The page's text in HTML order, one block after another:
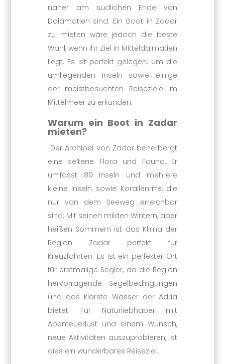
näher am südlichen Ende von
Dalamatien sind. Ein Boot in Zadar
zu mieten wäre jedoch die beste
Wahl, wenn Ihr Ziel in Mitteldalmatien
liegt. Es ist perfekt gelegen, um die
umliegenden Inseln sowie einige
der meistbesuchten Reiseziele im
Mittelmeer zu erkunden.
Warum ein Boot in Zadar
mieten?
Der Archipel von Zadar beherbergt
eine seltene Flora und Fauna. Er
umfasst 89 Inseln und mehrere
kleine Inseln sowie Korallenriffe, die
nur von dem Seeweg erreichbar
sind. Mit seinen milden Wintern, aber
heißen Sommern ist das Klima der
Region Zadar perfekt für
Kreuzfahrten. Es ist ein perfekter Ort
für erstmalige Segler, da die Region
hervorragende Segelbedingungen
und das klarste Wasser der Adria
bietet. Für Naturliebhaber mit
Abenteuerlust und einem Wunsch,
neue Aktivitäten auszuprobieren, ist
dies ein wunderbares Reiseziel.